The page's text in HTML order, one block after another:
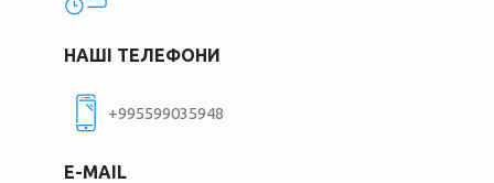
НАШІ ТЕЛЕФОНИ
+995599035948
E-MAIL